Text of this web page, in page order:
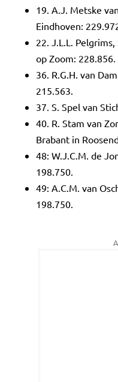
19. A.J. Metske
Eindhoven:
22. J.L.L.
op Zoom: 228.856.
36. R.G.H. van
215.563.
37. S. Spel van
40. R. Stam van
Brabant in
48: W.J.C.M. de
198.750.
49: A.C.M. van
198.750.